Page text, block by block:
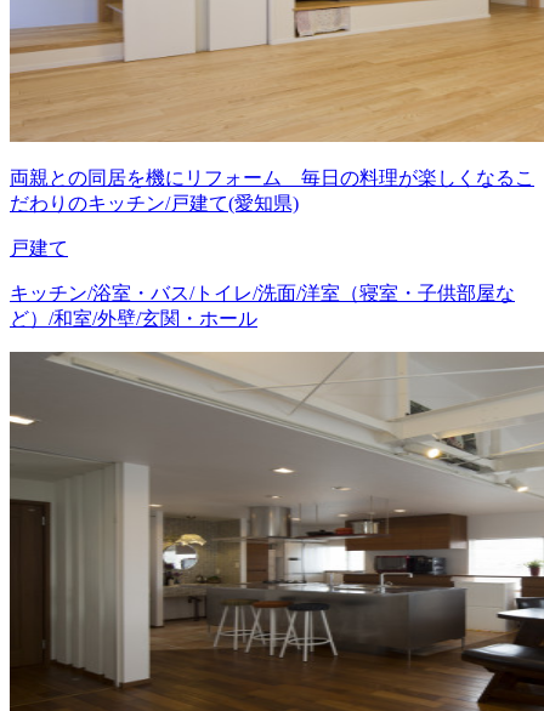
両親との同居を機にリフォーム 毎日の料理が楽しくなるこ
だわりのキッチン/戸建て(愛知県)
戸建て
キッチン/浴室・バス/トイレ/洗面/洋室（寝室・子供部屋な
ど）/和室/外壁/玄関・ホール